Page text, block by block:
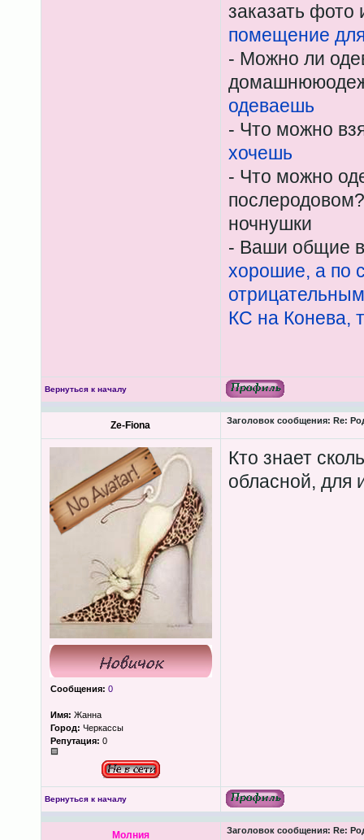
заказать фото
помещение
- Можно ли
одеваешь
- Что можно
хочешь
- Что можно
ночнушки
- Ваши общие
хорошие, а по
КС на Конева,
Вернуться к началу
Ze-Fiona Заголовок сообщения: Re:
Сообщения: 0
Имя: Жанна
Город: Черкассы
Репутация: 0
Кто знает
обласной, для
Вернуться к началу
Молния Заголовок сообщения: Re: